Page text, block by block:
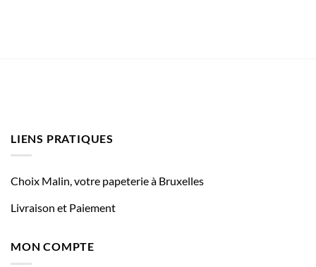
LIENS PRATIQUES
Choix Malin, votre papeterie à Bruxelles
Livraison et Paiement
MON COMPTE